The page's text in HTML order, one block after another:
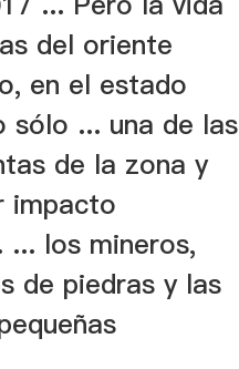
del oriente
en el estado
sólo ... una de las
de la zona y
impacto
... los mineros,
de piedras y las